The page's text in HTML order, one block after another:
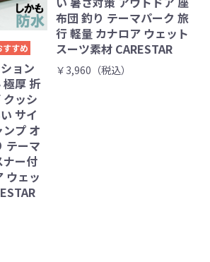
すすめ
ョン
極厚 折
クッシ
サイ
プ オ
テーマ
ナー付
ウェッ
布団 釣り テーマパーク 旅
行 軽量 カナロア ウェット
スーツ素材 CARESTAR
￥3,960（税込）